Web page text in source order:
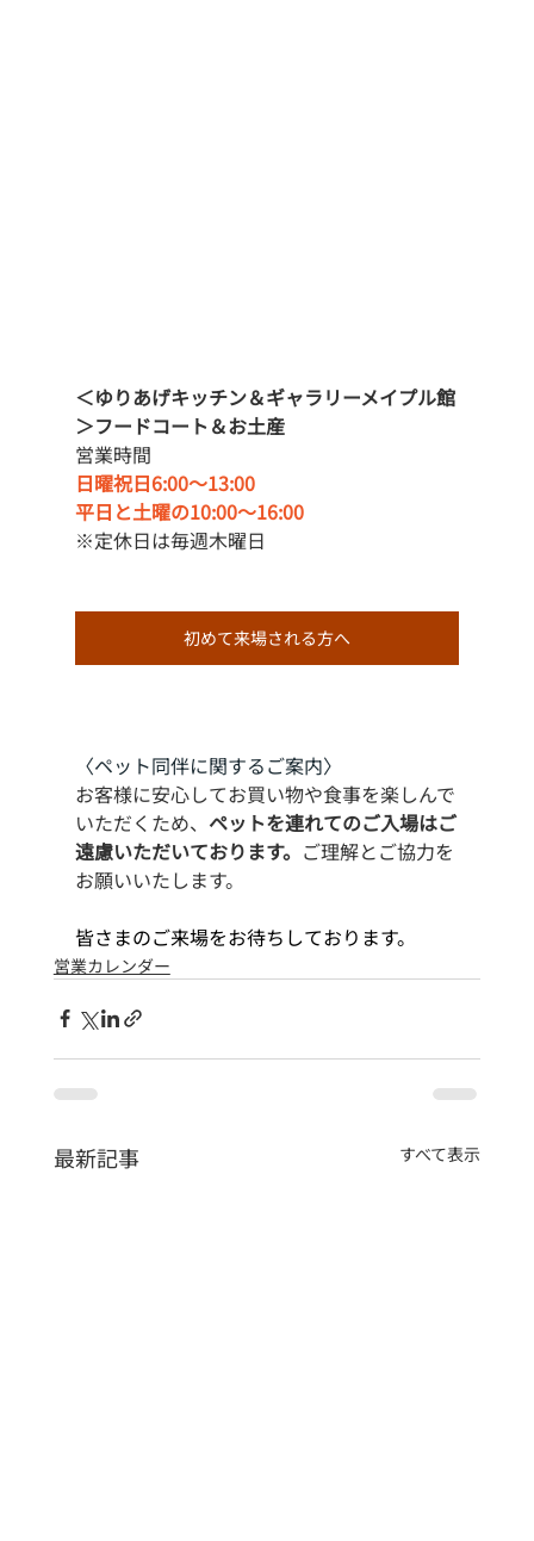
＜ゆりあげキッチン＆ギャラリーメイプル館
＞フードコート＆お土産
営業時間
日曜祝日6:00〜13:00
平日と土曜の10:00〜16:00
※定休日は毎週木曜日
初めて来場される方へ
〈ペット同伴に関するご案内〉
お客様に安心してお買い物や食事を楽しんで
いただくため、 ペットを連れてのご入場はご
遠慮いただいております。 ご理解とご協力を
お願いいたします。
皆さまのご来場をお待ちしております。
営業カレンダー
最新記事 すべて表示